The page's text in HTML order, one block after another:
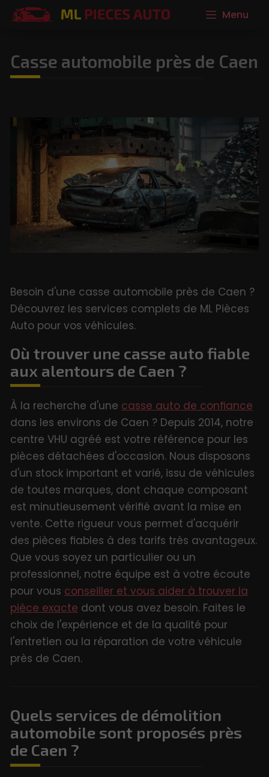
Menu
Casse automobile près de Caen
Besoin d'une casse automobile près de Caen ?
Découvrez les services complets de ML Pièces
Auto pour vos véhicules.
Où trouver une casse auto fiable
aux alentours de Caen ?
À la recherche d'une casse auto de confiance
dans les environs de Caen ? Depuis 2014, notre
centre VHU agréé est votre référence pour les
pièces détachées d'occasion. Nous disposons
d'un stock important et varié, issu de véhicules
de toutes marques, dont chaque composant
est minutieusement vérifié avant la mise en
vente. Cette rigueur vous permet d'acquérir
des pièces fiables à des tarifs très avantageux.
Que vous soyez un particulier ou un
professionnel, notre équipe est à votre écoute
pour vous conseiller et vous aider à trouver la
pièce exacte dont vous avez besoin. Faites le
choix de l'expérience et de la qualité pour
l'entretien ou la réparation de votre véhicule
près de Caen.
Quels services de démolition
automobile sont proposés près
de Caen ?